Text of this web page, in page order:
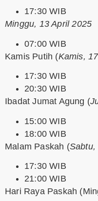
17:30 WIB
Minggu, 13 April 2025
07:00 WIB
Kamis Putih (Kamis,
17:30 WIB
20:30 WIB
Ibadat Jumat Agung (
15:00 WIB
18:00 WIB
Malam Paskah (Sabtu,
17:30 WIB
21:00 WIB
Hari Raya Paskah